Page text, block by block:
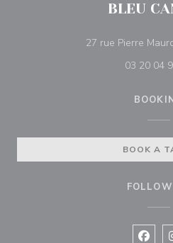
BLEU
27 rue Pierre
03 20 04
BOOK A